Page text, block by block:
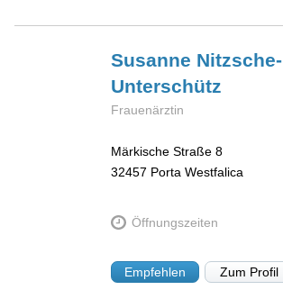
Susanne Nitzsche-
Unterschütz
Frauenärztin
Märkische Straße 8
32457 Porta Westfalica
Öffnungszeiten
Empfehlen Zum Profil